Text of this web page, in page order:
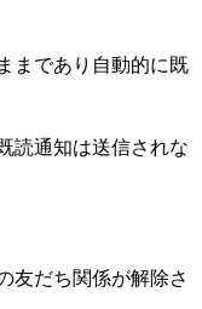
まであり自動的に既
読通知は送信されな
友だち関係が解除さ